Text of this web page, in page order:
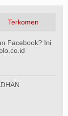
Terkomen
Facebook? Ini